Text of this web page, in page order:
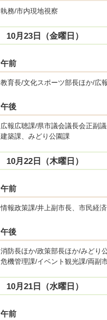
執務/市内現地視察
10月23日（金曜日）
午前
教育長/文化スポーツ部長ほか/広
午後
広報広聴課/県市議会議長会正副
建築課、みどり公園課
10月22日（木曜日）
午前
情報政策課/井上副市長、市民経
午後
消防長ほか/政策部長ほか/みどり
危機管理課/イベント観光課/両副
10月21日（水曜日）
午前